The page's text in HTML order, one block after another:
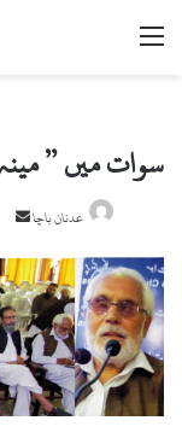
مینو
سوات میں ”
عدنان باچا